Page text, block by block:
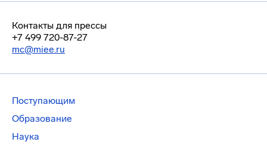
Контакты для прессы
+7 499 720-87-27
mc@miee.ru
Поступающим
Образование
Наука